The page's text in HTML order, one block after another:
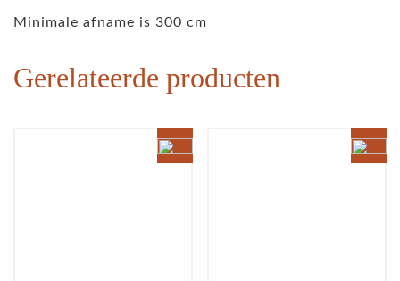
Minimale afname is 300 cm
Gerelateerde producten